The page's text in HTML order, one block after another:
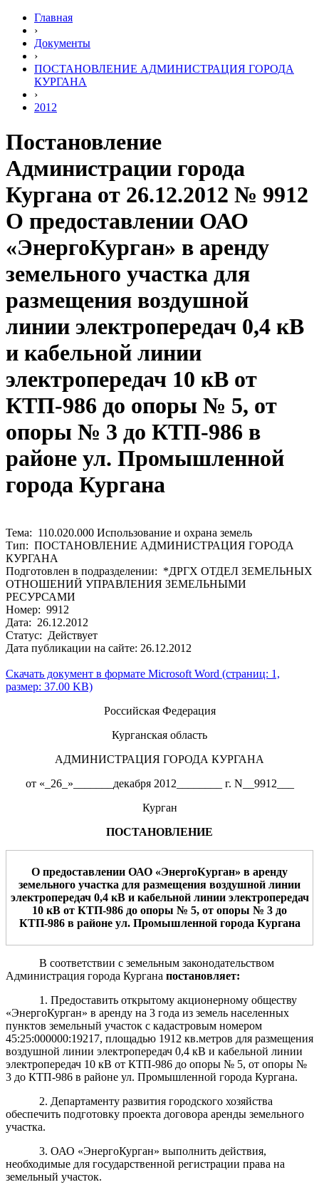
Главная
›
Документы
›
ПОСТАНОВЛЕНИЕ АДМИНИСТРАЦИЯ ГОРОДА
КУРГАНА
›
2012
Постановление
Администрации города
Кургана от 26.12.2012 № 9912
О предоставлении ОАО
«ЭнергоКурган» в аренду
земельного участка для
размещения воздушной
линии электропередач 0,4 кВ
и кабельной линии
электропередач 10 кВ от
КТП-986 до опоры № 5, от
опоры № 3 до КТП-986 в
районе ул. Промышленной
города Кургана
Тема: 110.020.000 Использование и охрана земель
Тип: ПОСТАНОВЛЕНИЕ АДМИНИСТРАЦИЯ ГОРОДА
КУРГАНА
Подготовлен в подразделении: *ДРГХ ОТДЕЛ ЗЕМЕЛЬНЫХ
ОТНОШЕНИЙ УПРАВЛЕНИЯ ЗЕМЕЛЬНЫМИ
РЕСУРСАМИ
Номер: 9912
Дата: 26.12.2012
Статус: Действует
Дата публикации на сайте: 26.12.2012
Скачать документ в формате Microsoft Word (страниц: 1,
размер: 37.00 KB)
Российская Федерация
Курганская область
АДМИНИСТРАЦИЯ ГОРОДА КУРГАНА
от «_26_»_______декабря 2012________ г. N__9912___
Курган
ПОСТАНОВЛЕНИЕ
О предоставлении ОАО «ЭнергоКурган» в аренду
земельного участка для размещения воздушной линии
электропередач 0,4 кВ и кабельной линии электропередач
10 кВ от КТП-986 до опоры № 5, от опоры № 3 до
КТП-986 в районе ул. Промышленнойгорода Кургана
В соответствии с земельным законодательством
Администрация города Кургана постановляет:
1. Предоставить открытому акционерному обществу
«ЭнергоКурган» в аренду на 3 года из земель населенных
пунктов земельный участок с кадастровым номером
45:25:000000:19217, площадью 1912 кв.метров для размещения
воздушной линии электропередач 0,4 кВ и кабельной линии
электропередач 10 кВ от КТП-986 до опоры № 5, от опоры №
3 до КТП-986 в районе ул. Промышленной города Кургана.
2. Департаменту развития городского хозяйства
обеспечить подготовку проекта договора аренды земельного
участка.
3. ОАО «ЭнергоКурган» выполнить действия,
необходимые для государственной регистрации права на
земельный участок.